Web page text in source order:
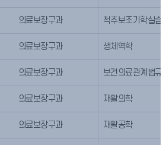
의료보장구과 척추보조기학실습
의료보장구과 생체역학
의료보장구과 보건의료관계법규
의료보장구과 재활의학
의료보장구과 재활공학